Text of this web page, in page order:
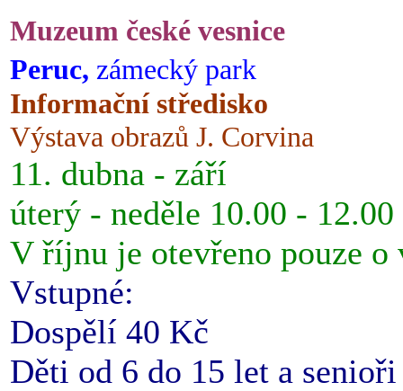
Muzeum české vesnice
Peruc, zámecký park
Informační středisko
Výstava obrazů J. Corvina
11. dubna - září
úterý - neděle 10.00 -
V říjnu je otevřeno pouze o
Vstupné:
Dospělí 40 Kč
Děti od 6 do 15 let a